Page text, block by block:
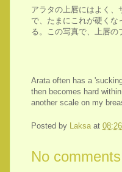
アラタの上唇にはよく
で、たまにこれが硬くな
る。この写真で、上唇の
Arata often has a
then becomes hard
another scale on my
Posted by Laksa at 08:26
No